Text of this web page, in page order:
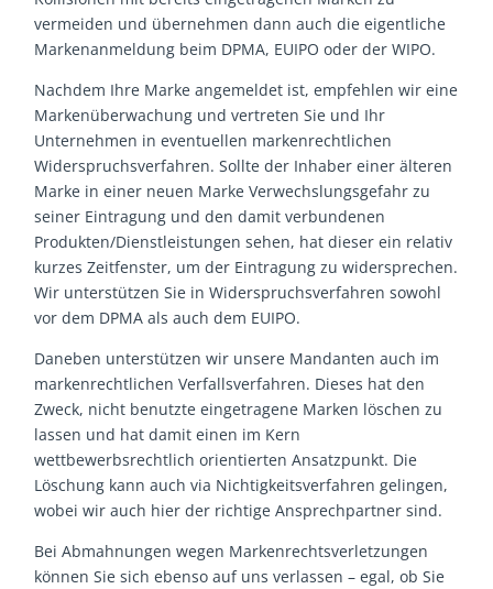
vermeiden und übernehmen dann auch die eigentliche
Markenanmeldung beim DPMA, EUIPO oder der WIPO.
Nachdem Ihre Marke angemeldet ist, empfehlen wir eine
Markenüberwachung und vertreten Sie und Ihr
Unternehmen in eventuellen markenrechtlichen
Widerspruchsverfahren. Sollte der Inhaber einer älteren
Marke in einer neuen Marke Verwechslungsgefahr zu
seiner Eintragung und den damit verbundenen
Produkten/Dienstleistungen sehen, hat dieser ein relativ
kurzes Zeitfenster, um der Eintragung zu widersprechen.
Wir unterstützen Sie in Widerspruchsverfahren sowohl
vor dem DPMA als auch dem EUIPO.
Daneben unterstützen wir unsere Mandanten auch im
markenrechtlichen Verfallsverfahren. Dieses hat den
Zweck, nicht benutzte eingetragene Marken löschen zu
lassen und hat damit einen im Kern
wettbewerbsrechtlich orientierten Ansatzpunkt. Die
Löschung kann auch via Nichtigkeitsverfahren gelingen,
wobei wir auch hier der richtige Ansprechpartner sind.
Bei Abmahnungen wegen Markenrechtsverletzungen
können Sie sich ebenso auf uns verlassen – egal, ob Sie